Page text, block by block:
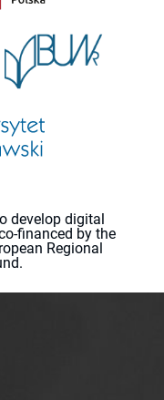
develop digital
financed by the
Regional